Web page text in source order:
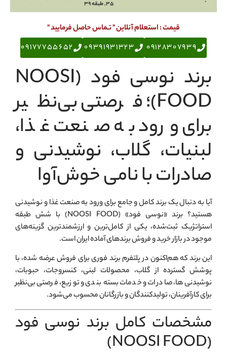
35, طبقه 39
قیمت : استعلام آنلاین " تـماس حاصل فرمایید "
09128307939
09391931323
09177755652
برند نوسی فود (NOOSI
FOOD)؛ فرصتی بی‌نظیر
برای ورود به صنعت غذا،
لبنیات، گلاب، نوشیدنی و
صادرات با نامی خوش‌آوا
آیا به دنبال یک برند کامل و جامع برای ورود به صنعت غذا و نوشیدنی
هستید؟ برند «نوسی فود» (NOOSI FOOD) با شش طبقه
استراتژیک ثبت‌شده، یکی از کامل‌ترین و ارزشمندترین گزینه‌های
موجود در بازار خرید و فروش برندهای آماده ایران است.
این برند که هم‌اکنون در پلتفرم برند فوری برای فروش عرضه شده، با
پوشش گسترده از گلاب، محصولات لبنی، کنسروجات، حبوبات،
نوشیدنی‌ها، صادرات و خدمات بسته‌بندی و توزیع، فرصتی بی‌نظیر
برای کارآفرینان، تولیدکنندگان و بازرگانان محسوب می‌شود.
مشخصات کامل برند نوسی فود
(NOOSI FOOD)